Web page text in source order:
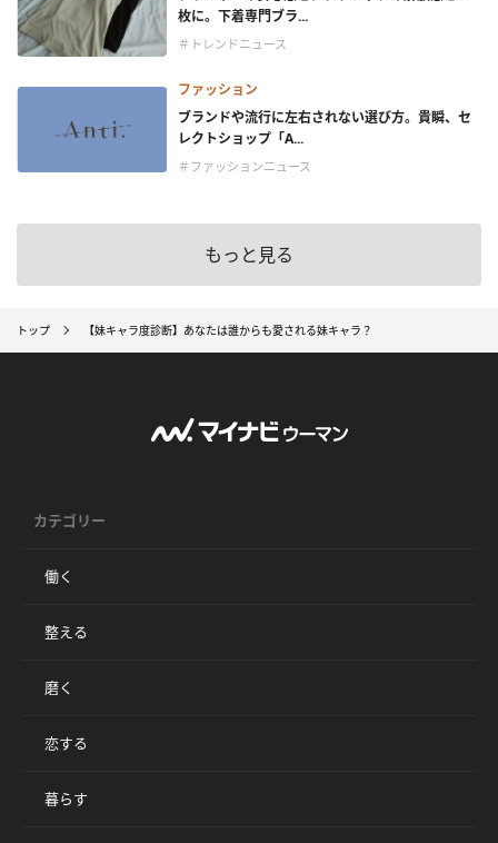
枚に。下着専門ブラ...
＃トレンドニュース
ファッション
ブランドや流行に左右されない選び方。貴瞬、セ
レクトショップ「A...
＃ファッションニュース
もっと見る
トップ 【妹キャラ度診断】あなたは誰からも愛される妹キャラ？
カテゴリー
働く
整える
磨く
恋する
暮らす